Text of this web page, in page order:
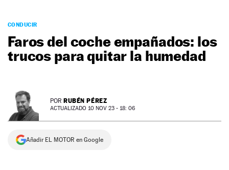
PODCAST
MOTOS
TECNOLOGÍA
PREMIOS
SERVICIOS
CONDUCIR
Faros del coche empañados: los
trucos para quitar la humedad
POR RUBÉN PÉREZ
ACTUALIZADO 10 NOV 23 - 18: 06
Añadir EL MOTOR en Google